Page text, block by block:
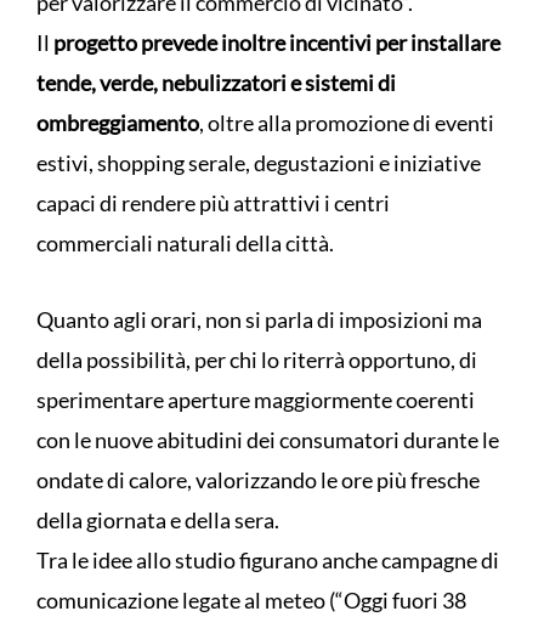
Il progetto prevede inoltre incentivi per installare
tende, verde, nebulizzatori e sistemi di
ombreggiamento, oltre alla promozione di eventi
estivi, shopping serale, degustazioni e iniziative
capaci di rendere più attrattivi i centri
commerciali naturali della città.
Quanto agli orari, non si parla di imposizioni ma
della possibilità, per chi lo riterrà opportuno, di
sperimentare aperture maggiormente coerenti
con le nuove abitudini dei consumatori durante le
ondate di calore, valorizzando le ore più fresche
della giornata e della sera.
Tra le idee allo studio figurano anche campagne di
comunicazione legate al meteo (“Oggi fuori 38